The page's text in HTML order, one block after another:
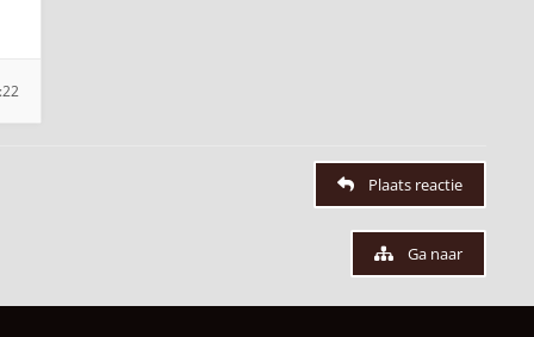
Plaats reactie
Ga naar